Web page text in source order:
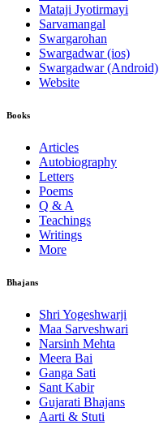
Mataji Jyotirmayi
Sarvamangal
Swargarohan
Swargadwar (ios)
Swargadwar (Android)
Website
Books
Articles
Autobiography
Letters
Poems
Q & A
Teachings
Writings
More
Bhajans
Shri Yogeshwarji
Maa Sarveshwari
Narsinh Mehta
Meera Bai
Ganga Sati
Sant Kabir
Gujarati Bhajans
Aarti & Stuti